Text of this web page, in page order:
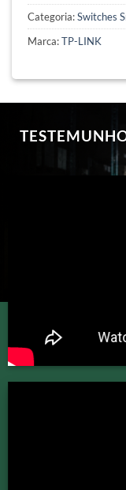
Categoria:Switches
Marca:TP-LINK